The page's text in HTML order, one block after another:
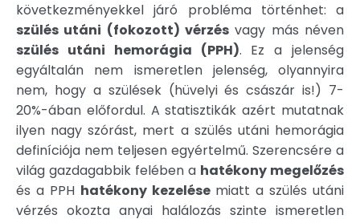
következményekkel járó probléma történhet: a
szülés utáni (fokozott) vérzés vagy más néven
szülés utáni hemorágia (PPH). Ez a jelenség
egyáltalán nem ismeretlen jelenség, olyannyira
nem, hogy a szülések (hüvelyi és császár is!) 7-
20%-ában előfordul. A statisztikák azért mutatnak
ilyen nagy szórást, mert a szülés utáni hemorágia
definíciója nem teljesen egyértelmű. Szerencsére a
világ gazdagabbik felében a hatékony megelőzés
és a PPH hatékony kezelésemiatt a szülés utáni
vérzés okozta anyai halálozás szinte ismeretlen